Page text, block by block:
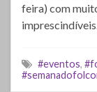
feira) com
#eventos,